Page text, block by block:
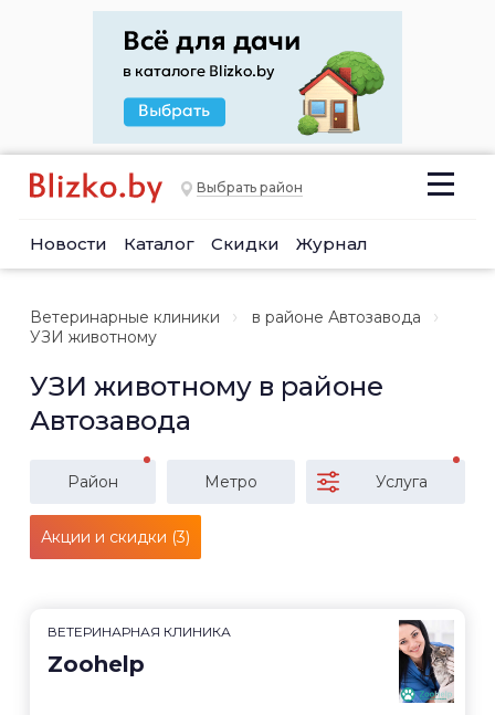
Выбрать район
Новости Каталог Скидки Журнал
Ветеринарные клиники
в районе Автозавода
УЗИ животному
УЗИ животному в районе
Автозавода
Район Метро Услуга
Акции и скидки (3)
ВЕТЕРИНАРНАЯ КЛИНИКА
Zoohelp